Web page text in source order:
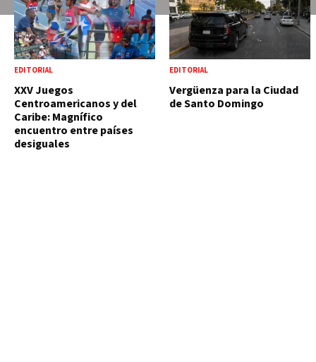
EDITORIAL
XXV Juegos
Centroamericanos y del
Caribe: Magnífico
encuentro entre países
desiguales
EDITORIAL
Vergüenza para la Ciudad
de Santo Domingo